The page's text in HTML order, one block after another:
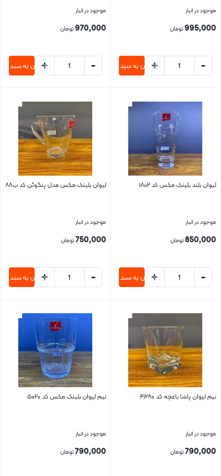
موجود در انبار
995,000تومان
-
+
افزودن به سبد خرید
موجود در انبار
970,000تومان
-
+
افزودن به سبد
لیوان بلند بلینک مکس کد ۱۸۰۲
موجود در انبار
850,000تومان
-
+
افزودن به سبد خرید
لیوان بلینک مکس مدل پنگوئن کد ب۸۸
موجود در انبار
750,000تومان
-
+
افزودن به سبد
نیم لیوان پاشا باغچه کد ۴۱۲۸۰
موجود در انبار
790,000تومان
نیم لیوان بلینک مکس کد ۵۰۲۰
موجود در انبار
790,000تومان